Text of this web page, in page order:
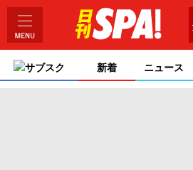
サブスク 新着 ニュース